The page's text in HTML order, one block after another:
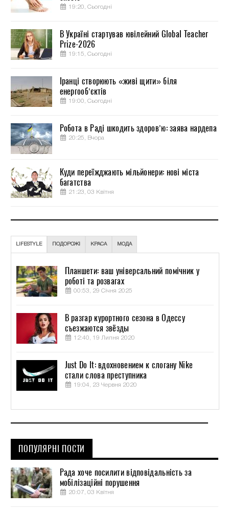
19:20, Сьогодні
В Україні стартував ювілейний Global Teacher
Prize-2026
19:15, Сьогодні
Іранці створюють «живі щити» біля
енергооб’єктів
19:00, Сьогодні
Робота в Раді шкодить здоров’ю: заява нардепа
20:25, Вчора
Куди переїжджають мільйонери: нові міста
багатства
21:23, 03 Квітня
LIFESTYLE ПОДОРОЖІ КРАСА МОДА
Планшети: ваш універсальний помічник у
роботі та розвагах
00:53, 29 Січня 2025
В разгар курортного сезона в Одессу
съезжаются звёзды
12:40, 19 Липня 2020
Just Do It: вдохновением к слогану Nike
стали слова преступника
19:04, 23 Червня 2020
ПОПУЛЯРНІ ПОСТИ
Рада хоче посилити відповідальність за
мобілізаційні порушення
20:07, 03 Квітня